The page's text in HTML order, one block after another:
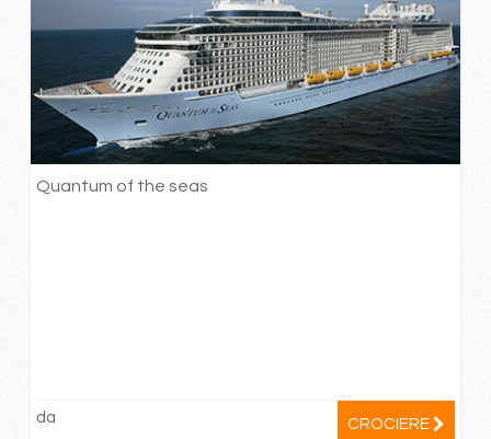
Quantum of the seas
da CROCIERE